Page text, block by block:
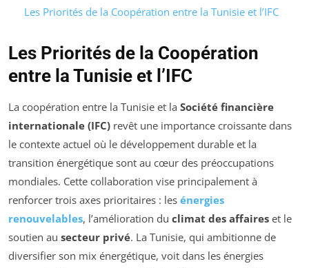
Les Priorités de la Coopération entre la Tunisie et l’IFC
Les Priorités de la Coopération
entre la Tunisie et l’IFC
La coopération entre la Tunisie et la Société financière
internationale (IFC) revêt une importance croissante dans
le contexte actuel où le développement durable et la
transition énergétique sont au cœur des préoccupations
mondiales. Cette collaboration vise principalement à
renforcer trois axes prioritaires : les énergies
renouvelables, l’amélioration du climat des affaires et le
soutien au secteur privé. La Tunisie, qui ambitionne de
diversifier son mix énergétique, voit dans les énergies